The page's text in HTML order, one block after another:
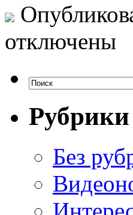
отключены
Рубрики
Без